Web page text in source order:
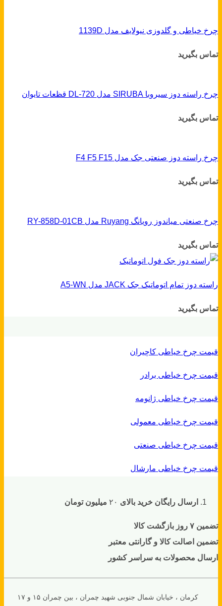
چرخ خیاطی و گلدوزی نیولایف مدل 1139D
تماس بگیرید
چرخ راسته دوز سیروبا SIRUBA مدل DL-720 قظعات تایوان
تماس بگیرید
چرخ راسته دوز صنعتی جک مدل F4 F5 F15
تماس بگیرید
چرخ صنعتی میاندوز رویانگ Ruyang مدل RY-858D-01CB
تماس بگیرید
راسته دوز تمام اتوماتیک جک JACK مدل A5-WN
تماس بگیرید
قیمت چرخ خیاطی کاچیران
قیمت چرخ خیاطی برادر
قیمت چرخ خیاطی ژانومه
قیمت چرخ خیاطی معمولی
قیمت چرخ خیاطی صنعتی
قیمت چرخ خیاطی مارشال
ارسال رایگان خرید بالای میلیون تومان
تضمین ۷ روز بازگشت کالا
تضمین اصالت کالا و گارانتی معتبر
ارسال محصولات به سراسر کشور
کرمان ، خیابان شمال جنوبی شهید چمران ، بین چمران ۱۵ و ۱۷